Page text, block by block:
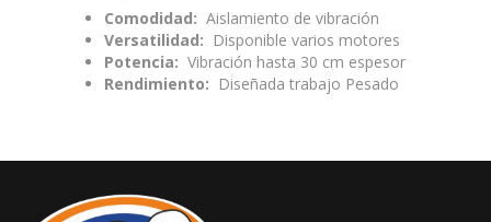
Comodidad: Aislamiento de vibración
Versatilidad: Disponible varios motores
Potencia: Vibración hasta 30 cm espesor
Rendimiento: Diseñada trabajo Pesado